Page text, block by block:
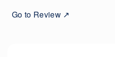
Go to Review ↗